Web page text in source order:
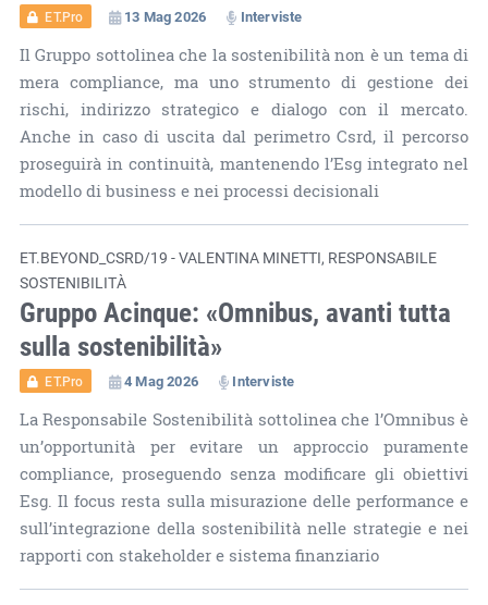
ET.Pro 13 Mag 2026 Interviste
Il Gruppo sottolinea che la sostenibilità non è un tema di
mera compliance, ma uno strumento di gestione dei
rischi, indirizzo strategico e dialogo con il mercato.
Anche in caso di uscita dal perimetro Csrd, il percorso
proseguirà in continuità, mantenendo l’Esg integrato nel
modello di business e nei processi decisionali
ET.BEYOND_CSRD/19 - VALENTINA MINETTI, RESPONSABILE
SOSTENIBILITÀ
Gruppo Acinque: «Omnibus, avanti tutta
sulla sostenibilità»
ET.Pro 4 Mag 2026 Interviste
La Responsabile Sostenibilità sottolinea che l’Omnibus è
un’opportunità per evitare un approccio puramente
compliance, proseguendo senza modificare gli obiettivi
Esg. Il focus resta sulla misurazione delle performance e
sull’integrazione della sostenibilità nelle strategie e nei
rapporti con stakeholder e sistema finanziario